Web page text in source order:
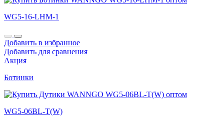
WG5-16-LHM-1
Добавить в избранное
Добавить для сравнения
Акция
Ботинки
WG5-06BL-T(W)